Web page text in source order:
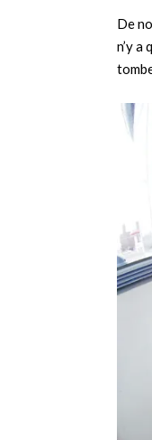
De
n’y a